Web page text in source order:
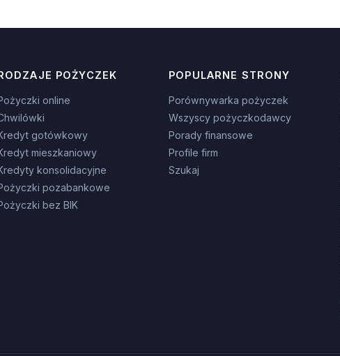
POŻYCZEK
online
gotówkowy
mieszkaniowy
konsolidacyjne
pozabankowe
bez BIK
POPULARNE STRONY
Porównywarka pożyczek
Wszyscy pożyczkodawcy
Porady finansowe
Profile firm
Szukaj